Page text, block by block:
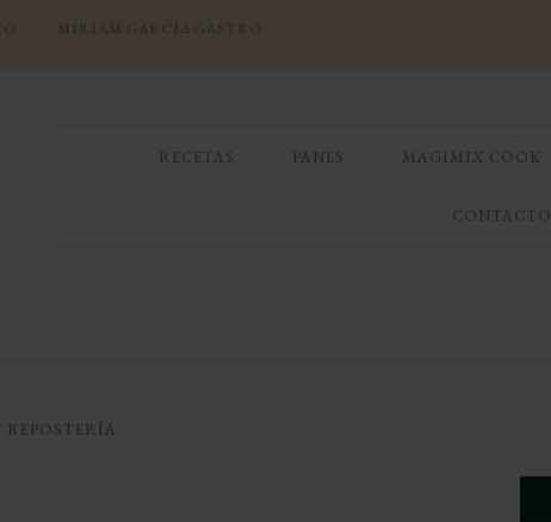
MIRIAM GARCÍA GASTRO
RECETAS PANES MAGIMIX COOK
CONTACTO
REPOSTERÍA